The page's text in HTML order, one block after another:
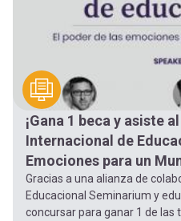
¡Gana 1 beca y asiste
Internacional de
Emociones para un
Gracias a una alianza de
Educacional Seminarium y
concursar para ganar 1 de las